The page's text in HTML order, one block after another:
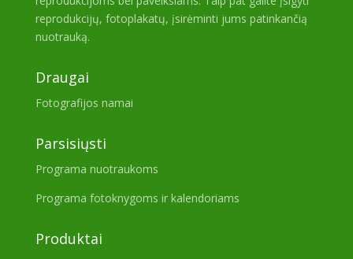
reprodukcijų, fotoplakatų, įsirėminti jums patinkančią
nuotrauką.
Draugai
Fotografijos namai
Parsisiųsti
Programa nuotraukoms
Programa fotoknygoms ir kalendoriams
Produktai